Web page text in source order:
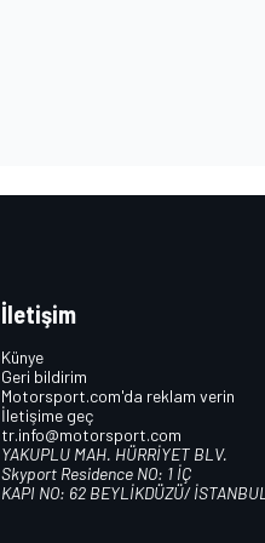
İletişim
Künye
Geri bildirim
Motorsport.com'da reklam verin
İletişime geç
tr.info@motorsport.com
YAKUPLU MAH. HÜRRİYET BLV.
Skyport Residence NO: 1 İÇ
KAPI NO: 62 BEYLİKDÜZÜ/ İSTANBUL